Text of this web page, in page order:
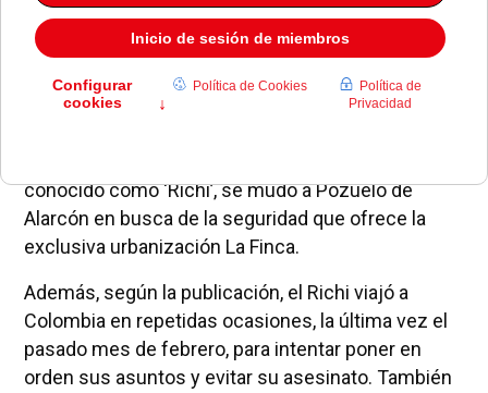
Según ha publicado ‘El Español’, José Ricardo
conocido como ‘Richi’, se mudó a Pozuelo de
Alarcón en busca de la seguridad que ofrece la
exclusiva urbanización La Finca.
Además, según la publicación, el Richi viajó a
Colombia en repetidas ocasiones, la última vez el
pasado mes de febrero, para intentar poner en
orden sus asuntos y evitar su asesinato. También